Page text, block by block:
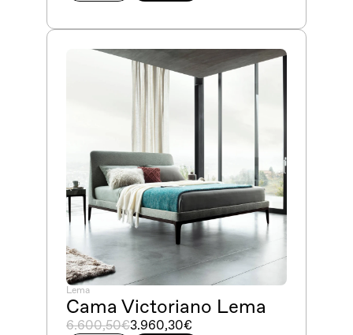
Lema
Cama Victoriano Lema
3.960,30€
6.600,50€